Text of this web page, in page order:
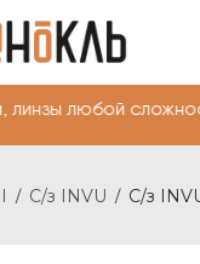
I / С/з INVU / С/з